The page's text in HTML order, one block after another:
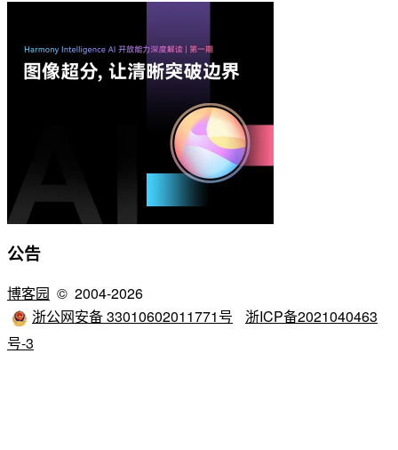
公告
博客园 © 2004-2026
浙公网安备 33010602011771号
浙ICP备2021040463
号-3